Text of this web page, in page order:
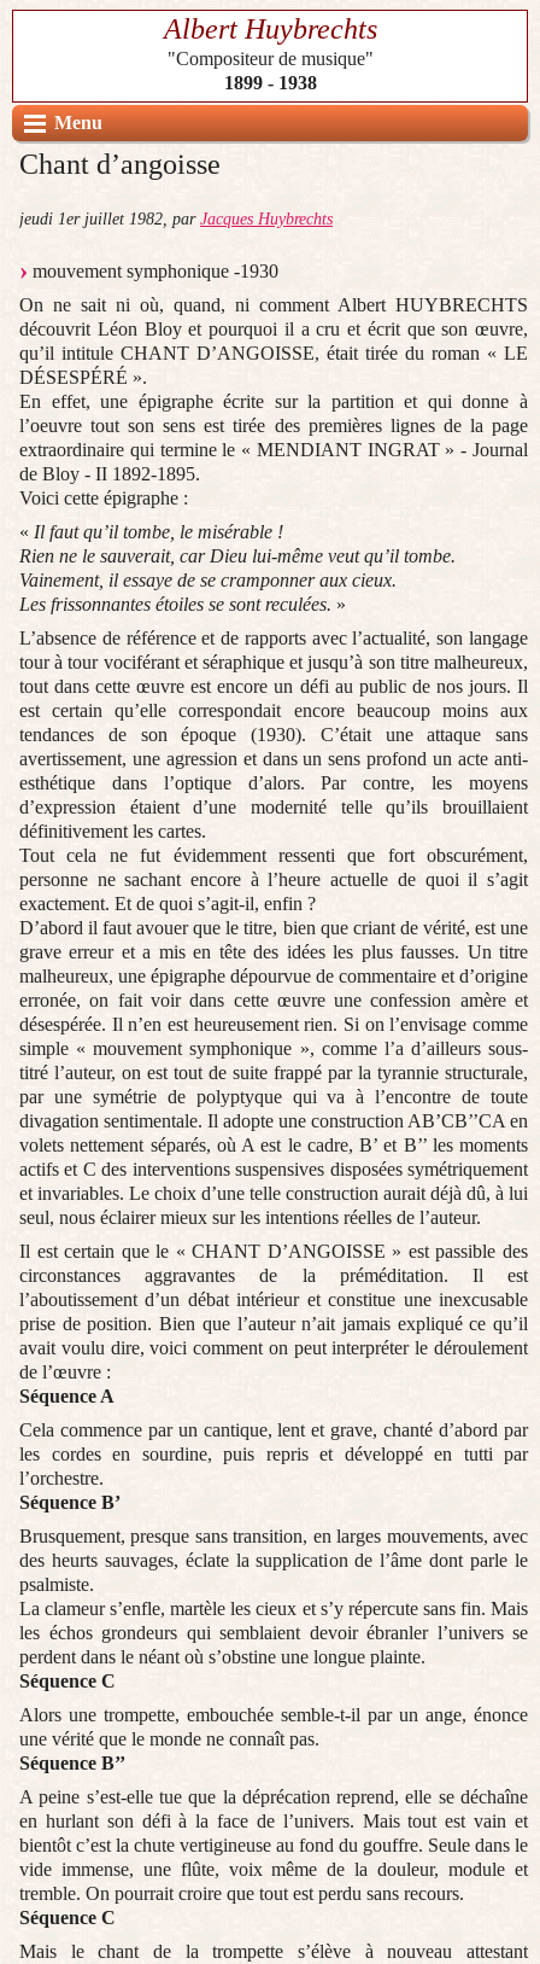
Albert Huybrechts
"Compositeur de musique"
1899 - 1938
Menu
Chant d’angoisse
jeudi 1er juillet 1982 parJacques Huybrechts
mouvement symphonique -1930
On ne sait ni où, quand, ni comment Albert HUYBRECHTS
découvrit Léon Bloy et pourquoi il a cru et écrit que son œuvre,
qu’il intitule CHANT D’ANGOISSE, était tirée du roman « LE
DÉSESPÉRÉ ».
En effet, une épigraphe écrite sur la partition et qui donne à
l’oeuvre tout son sens est tirée des premières lignes de la page
extraordinaire qui termine le « MENDIANT INGRAT » - Journal
de Bloy - II 1892-1895.
Voici cette épigraphe :
« Il faut qu’il tombe, le misérable !
Rien ne le sauverait, car Dieu lui-même veut qu’il tombe.
Vainement, il essaye de se cramponner aux cieux.
Les frissonnantes étoiles se sont reculées. »
L’absence de référence et de rapports avec l’actualité, son langage
tour à tour vociférant et séraphique et jusqu’à son titre malheureux,
tout dans cette œuvre est encore un défi au public de nos jours. Il
est certain qu’elle correspondait encore beaucoup moins aux
tendances de son époque (1930). C’était une attaque sans
avertissement, une agression et dans un sens profond un acte anti-
esthétique dans l’optique d’alors. Par contre, les moyens
d’expression étaient d’une modernité telle qu’ils brouillaient
définitivement les cartes.
Tout cela ne fut évidemment ressenti que fort obscurément,
personne ne sachant encore à l’heure actuelle de quoi il s’agit
exactement. Et de quoi s’agit-il, enfin ?
D’abord il faut avouer que le titre, bien que criant de vérité, est une
grave erreur et a mis en tête des idées les plus fausses. Un titre
malheureux, une épigraphe dépourvue de commentaire et d’origine
erronée, on fait voir dans cette œuvre une confession amère et
désespérée. Il n’en est heureusement rien. Si on l’envisage comme
simple « mouvement symphonique », comme l’a d’ailleurs sous-
titré l’auteur, on est tout de suite frappé par la tyrannie structurale,
par une symétrie de polyptyque qui va à l’encontre de toute
divagation sentimentale. Il adopte une construction AB’CB’’CA en
volets nettement séparés, où A est le cadre, B’ et B’’ les moments
actifs et C des interventions suspensives disposées symétriquement
et invariables. Le choix d’une telle construction aurait déjà dû, à lui
seul, nous éclairer mieux sur les intentions réelles de l’auteur.
Il est certain que le « CHANT D’ANGOISSE » est passible des
circonstances aggravantes de la préméditation. Il est
l’aboutissement d’un débat intérieur et constitue une inexcusable
prise de position. Bien que l’auteur n’ait jamais expliqué ce qu’il
avait voulu dire, voici comment on peut interpréter le déroulement
de l’œuvre :
Séquence A
Cela commence par un cantique, lent et grave, chanté d’abord par
les cordes en sourdine, puis repris et développé en tutti par
l’orchestre.
Séquence B’
Brusquement, presque sans transition, en larges mouvements, avec
des heurts sauvages, éclate la supplication de l’âme dont parle le
psalmiste.
La clameur s’enfle, martèle les cieux et s’y répercute sans fin. Mais
les échos grondeurs qui semblaient devoir ébranler l’univers se
perdent dans le néant où s’obstine une longue plainte.
Séquence C
Alors une trompette, embouchée semble-t-il par un ange, énonce
une vérité que le monde ne connaît pas.
Séquence B’’
A peine s’est-elle tue que la déprécation reprend, elle se déchaîne
en hurlant son défi à la face de l’univers. Mais tout est vain et
bientôt c’est la chute vertigineuse au fond du gouffre. Seule dans le
vide immense, une flûte, voix même de la douleur, module et
tremble. On pourrait croire que tout est perdu sans recours.
Séquence C
Mais le chant de la trompette s’élève à nouveau attestant